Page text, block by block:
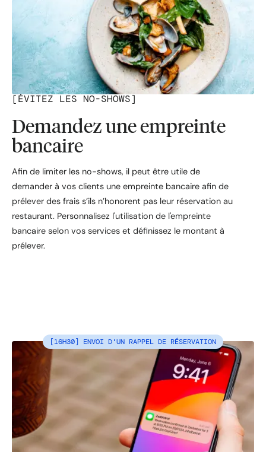
[ÉVITEZ LES NO-SHOWS]
Demandez une empreinte
bancaire
Afin de limiter les no-shows, il peut être utile de
demander à vos clients une empreinte bancaire afin de
prélever des frais s’ils n’honorent pas leur réservation au
restaurant. Personnalisez l'utilisation de l'empreinte
bancaire selon vos services et définissez le montant à
prélever.
[16H30] ENVOI D'UN RAPPEL DE RÉSERVATION